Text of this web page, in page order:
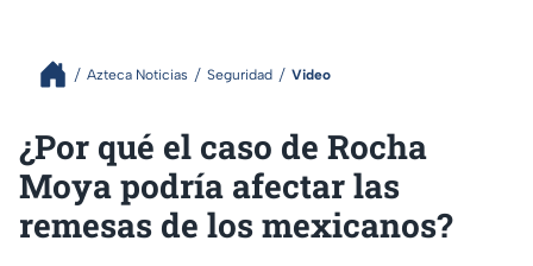
Azteca Noticias Seguridad Video
¿Por qué el caso de Rocha
Moya podría afectar las
remesas de los mexicanos?